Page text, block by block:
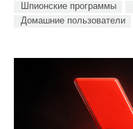
Шпионские программы
Домашние пользователи